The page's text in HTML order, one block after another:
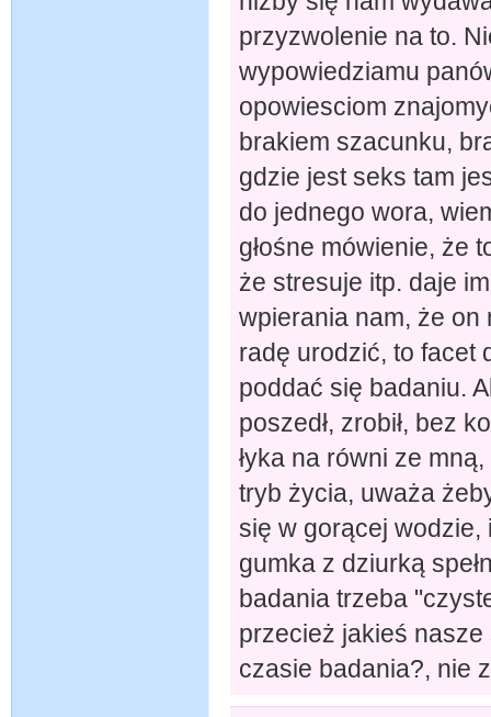
przyzwolenie na to.
wypowiedziamu
opowiesciom
brakiem szacunku,
gdzie jest seks tam
do jednego wora,
głośne mówienie, że
że stresuje itp. daje
wpierania nam, że on
radę urodzić, to facet
poddać się badaniu.
poszedł, zrobił, bez
łyka na równi ze
tryb życia, uważa
się w gorącej wodzie,
gumka z dziurką
badania trzeba
przecież jakieś
czasie badania?, nie